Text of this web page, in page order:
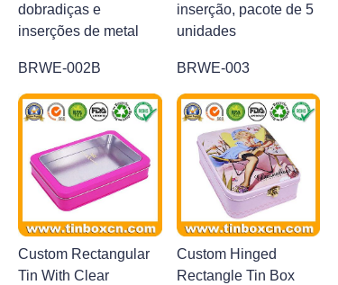
dobradiças e
inserções de metal
BRWE-002B
inserção, pacote de 5
unidades
BRWE-003
Custom Rectangular
Tin With Clear
Custom Hinged
Rectangle Tin Box